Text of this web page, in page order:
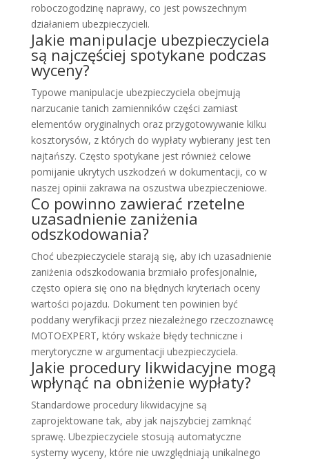
roboczogodzinę naprawy, co jest powszechnym
działaniem ubezpieczycieli.
Jakie manipulacje ubezpieczyciela
są najczęściej spotykane podczas
wyceny?
Typowe manipulacje ubezpieczyciela obejmują
narzucanie tanich zamienników części zamiast
elementów oryginalnych oraz przygotowywanie kilku
kosztorysów, z których do wypłaty wybierany jest ten
najtańszy. Często spotykane jest również celowe
pomijanie ukrytych uszkodzeń w dokumentacji, co w
naszej opinii zakrawa na oszustwa ubezpieczeniowe.
Co powinno zawierać rzetelne
uzasadnienie zaniżenia
odszkodowania?
Choć ubezpieczyciele starają się, aby ich uzasadnienie
zaniżenia odszkodowania brzmiało profesjonalnie,
często opiera się ono na błędnych kryteriach oceny
wartości pojazdu. Dokument ten powinien być
poddany weryfikacji przez niezależnego rzeczoznawcę
MOTOEXPERT, który wskaże błędy techniczne i
merytoryczne w argumentacji ubezpieczyciela.
Jakie procedury likwidacyjne mogą
wpłynąć na obniżenie wypłaty?
Standardowe procedury likwidacyjne są
zaprojektowane tak, aby jak najszybciej zamknąć
sprawę. Ubezpieczyciele stosują automatyczne
systemy wyceny, które nie uwzględniają unikalnego